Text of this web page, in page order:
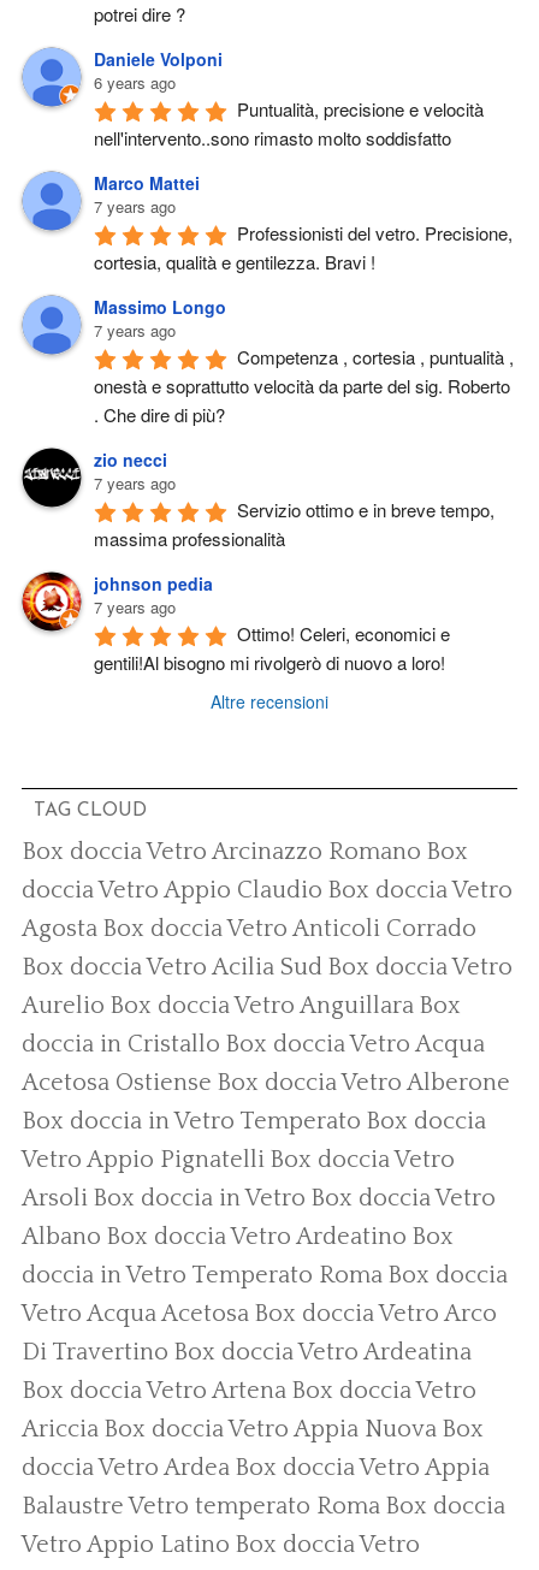
potrei dire ?
Daniele Volponi
6 years ago
Puntualità, precisione e velocità
nell'intervento..sono rimasto molto soddisfatto
Marco Mattei
7 years ago
Professionisti del vetro. Precisione,
cortesia, qualità e gentilezza. Bravi !
Massimo Longo
7 years ago
Competenza , cortesia , puntualità ,
onestà e soprattutto velocità da parte del sig. Roberto
. Che dire di più?
zio necci
7 years ago
Servizio ottimo e in breve tempo,
massima professionalità
johnson pedia
7 years ago
Ottimo! Celeri, economici e
gentili!Al bisogno mi rivolgerò di nuovo a loro!
Altre recensioni
TAG CLOUD
Box doccia Vetro Arcinazzo Romano Box
doccia Vetro Appio Claudio Box doccia Vetro
Agosta Box doccia Vetro Anticoli Corrado
Box doccia Vetro Acilia Sud Box doccia Vetro
Aurelio Box doccia Vetro Anguillara Box
doccia in Cristallo Box doccia Vetro Acqua
Acetosa Ostiense Box doccia Vetro Alberone
Box doccia in Vetro Temperato Box doccia
Vetro Appio Pignatelli Box doccia Vetro
Arsoli Box doccia in Vetro Box doccia Vetro
Albano Box doccia Vetro Ardeatino Box
doccia in Vetro Temperato Roma Box doccia
Vetro Acqua Acetosa Box doccia Vetro Arco
Di Travertino Box doccia Vetro Ardeatina
Box doccia Vetro Artena Box doccia Vetro
Ariccia Box doccia Vetro Appia Nuova Box
doccia Vetro Ardea Box doccia Vetro Appia
Balaustre Vetro temperato Roma Box doccia
Vetro Appio Latino Box doccia Vetro